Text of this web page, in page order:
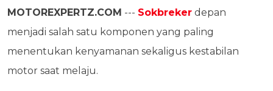
MOTOREXPERTZ.COM --- Sokbreker depan
menjadi salah satu komponen yang paling
menentukan kenyamanan sekaligus kestabilan
motor saat melaju.